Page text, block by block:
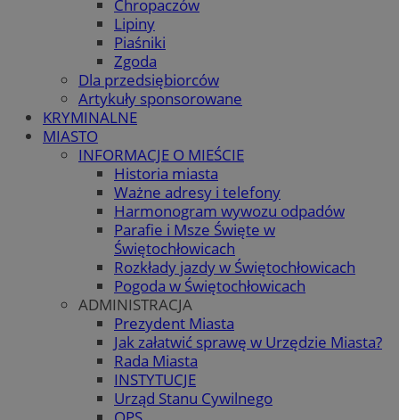
Chropaczów
Lipiny
Piaśniki
Zgoda
Dla przedsiębiorców
Artykuły sponsorowane
KRYMINALNE
MIASTO
INFORMACJE O MIEŚCIE
Historia miasta
Ważne adresy i telefony
Harmonogram wywozu odpadów
Parafie i Msze Święte w
Świętochłowicach
Rozkłady jazdy w Świętochłowicach
Pogoda w Świętochłowicach
ADMINISTRACJA
Prezydent Miasta
Jak załatwić sprawę w Urzędzie Miasta?
Rada Miasta
INSTYTUCJE
Urząd Stanu Cywilnego